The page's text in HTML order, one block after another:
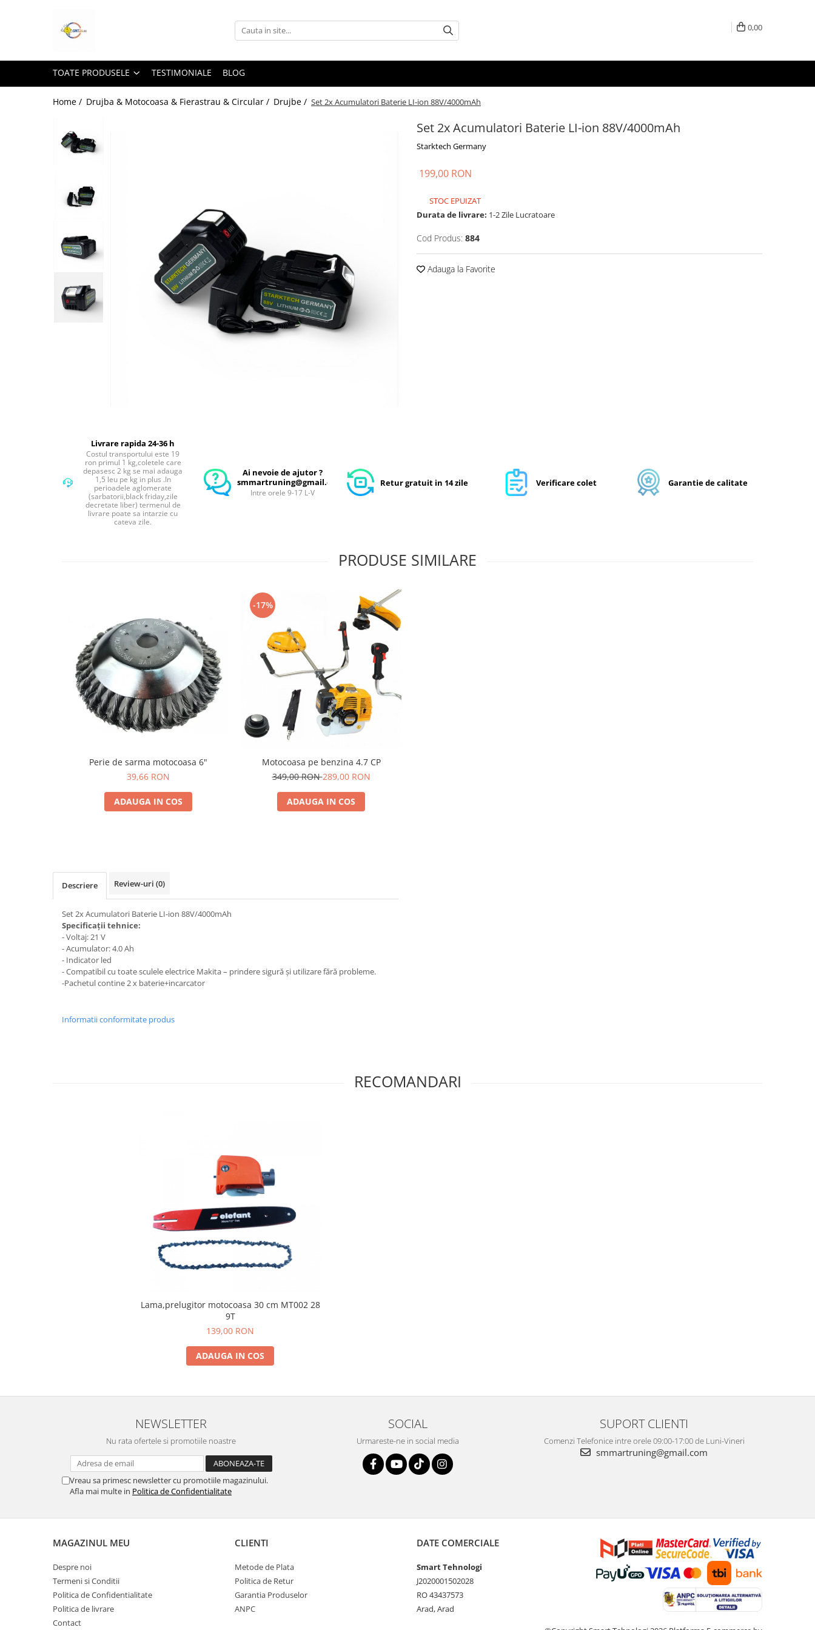
Toate Produsele
Accesorii Electrice
Lampi Solare Stradale
Lampi Stradale
Proiectoare Auto,Atv,Moto
Compresoare & Generatoare
Generatoare Curent
Scule & Echipamente Auto
Drujba & Motocoasa & Fierastrau &
MotoCoase & Masina de tuns iarba
Casa Gradina Bricolaj
Aparate De Sudura si Accesorii
0,00
TOATE PRODUSELE TESTIMONIALE BLOG
Home / Drujba & Motocoasa & Fierastrau & Circular / Drujbe / Set 2x Acumulatori Baterie LI-ion 88V/4000mAh
Set 2x Acumulatori Baterie LI-ion 88V/4000mAh
Starktech Germany
199,00 RON
STOC EPUIZAT
Durata de livrare: 1-2 Zile Lucratoare
Cod Produs: 884
Adauga la Favorite
Livrare rapida 24-36 h
Costul transportului este 19
ron primul 1 kg,coletele care
depasesc 2 kg se mai adauga
1,5 leu pe kg in plus .In
perioadele aglomerate
(sarbatorii,black friday,zile
decretate liber) termenul de
livrare poate sa intarzie cu
cateva zile.
Ai nevoie de ajutor ?
smmartruning@gmail.com
Intre orele 9-17 L-V
Retur gratuit in 14 zile Verificare colet Garantie de calitate
PRODUSE SIMILARE
Perie de sarma motocoasa 6"
39,66 RON
ADAUGA IN COS
-17%
Motocoasa pe benzina 4.7 CP
349,00 RON289,00 RON
ADAUGA IN COS
Descriere Review-uri (0)
Set 2x Acumulatori Baterie LI-ion 88V/4000mAh
Specificații tehnice:
- Voltaj: 21 V
- Acumulator: 4.0 Ah
- Indicator led
- Compatibil cu toate sculele electrice Makita – prindere sigură și utilizare fără probleme.
-Pachetul contine 2 x baterie+incarcator
Informatii conformitate produs
RECOMANDARI
Lama,prelugitor motocoasa 30 cm MT002 28
9T
139,00 RON
ADAUGA IN COS
NEWSLETTER
Nu rata ofertele si promotiile noastre
Vreau sa primesc newsletter cu promotiile magazinului.
Afla mai multe in Politica de Confidentialitate
SOCIAL
Urmareste-ne in social media
SUPORT CLIENTI
Comenzi Telefonice intre orele 09:00-17:00 de Luni-Vineri
smmartruning@gmail.com
MAGAZINUL MEU
Despre noi
Termeni si Conditii
Politica de Confidentialitate
Politica de livrare
Contact
CLIENTI
Metode de Plata
Politica de Retur
Garantia Produselor
ANPC
DATE COMERCIALE
Smart Tehnologi
J2020001502028
RO 43437573
Arad, Arad